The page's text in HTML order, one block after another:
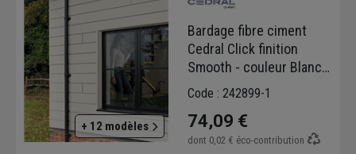
+ 12 modèles
Bardage fibre ciment
Cedral Click finition
Smooth - couleur Blanc
C01 - ép.12,0 MM - 186
Code : 242899-1
74,09 €
dont 0,02 € éco-contribution